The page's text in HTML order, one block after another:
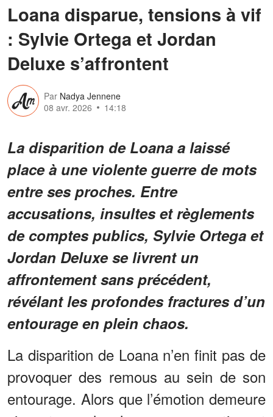
Loana disparue, tensions à vif
: Sylvie Ortega et Jordan
Deluxe s’affrontent
Par Nadya Jennene
08 avr. 2026
14:18
La disparition de Loana a laissé
place à une violente guerre de mots
entre ses proches. Entre
accusations, insultes et règlements
de comptes publics, Sylvie Ortega et
Jordan Deluxe se livrent un
affrontement sans précédent,
révélant les profondes fractures d’un
entourage en plein chaos.
La disparition de Loana n’en finit pas de
provoquer des remous au sein de son
entourage. Alors que l’émotion demeure